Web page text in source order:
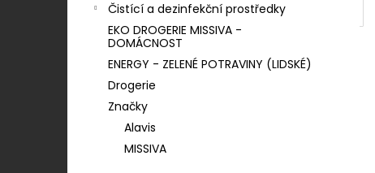
Čistící a dezinfekční prostředky
EKO DROGERIE MISSIVA -
DOMÁCNOST
ENERGY - ZELENÉ POTRAVINY (LIDSKÉ)
Drogerie
Značky
Alavis
MISSIVA